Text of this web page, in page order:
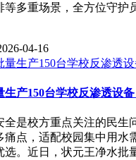
等多重场景，全方位守护
04-16
生产150台学校反渗透设
全是校方重点关注的民生
痛点，适配校园集中用水
选。近日，状元王净水批